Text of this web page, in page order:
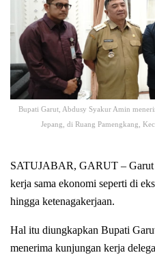
Bupati Garut, Abdusy Syakur Amin
Jepang, di Ruang Pamengkang,
SATUJABAR, GARUT – Garut
kerja sama ekonomi seperti di
hingga ketenagakerjaan.
Hal itu diungkapkan Bupati
menerima kunjungan kerja